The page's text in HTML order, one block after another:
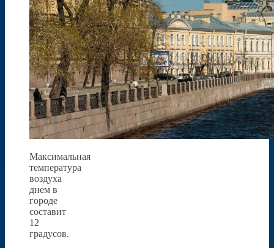
Максимальная
температура
воздуха
днем в
городе
составит
12
градусов.